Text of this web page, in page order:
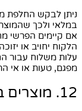
ניתן לבקש החלפת
במלאי ולכך
אם קיימים הפרשי
הלקוח יחויב או
עלות משלוח עבור
מפגם, טעות או אי
12. מוצרים במבצע, הטבות וקופונים